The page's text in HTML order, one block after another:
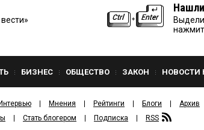
БИЗНЕС ОБЩЕСТВО ЗАКОН НОВОСТИ
Мнения Рейтинги Блоги
Архив
Стать блогером Подписка RSS